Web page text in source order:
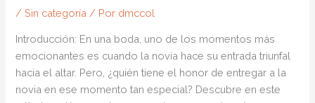
/Sin categoría / Por dmccol
Introducción: En una boda, uno de los momentos más
emocionantes es cuando la novia hace su entrada triunfal
hacia el altar. Pero, ¿quién tiene el honor de entregar a la
novia en ese momento tan especial? Descubre en este